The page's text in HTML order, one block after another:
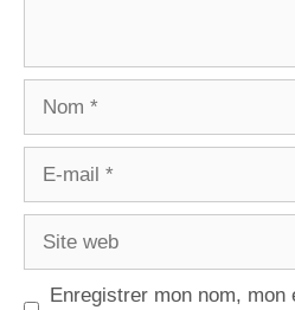
Enregistrer mon nom,